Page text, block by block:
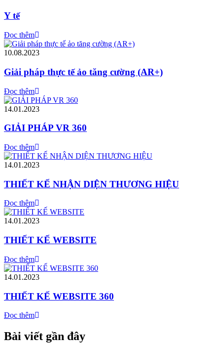
Y tế
Đọc thêm
10.08.2023
Giải pháp thực tế ảo tăng cường (AR+)
Đọc thêm
14.01.2023
GIẢI PHÁP VR 360
Đọc thêm
14.01.2023
THIẾT KẾ NHẬN DIỆN THƯƠNG HIỆU
Đọc thêm
14.01.2023
THIẾT KẾ WEBSITE
Đọc thêm
14.01.2023
THIẾT KẾ WEBSITE 360
Đọc thêm
Bài viết gần đây